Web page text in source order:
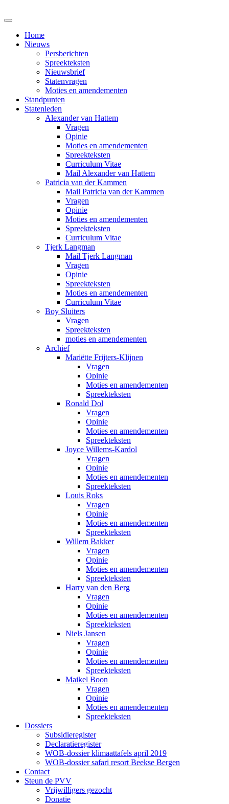
Home
Nieuws
Persberichten
Spreekteksten
Nieuwsbrief
Statenvragen
Moties en amendementen
Standpunten
Statenleden
Alexander van Hattem
Vragen
Opinie
Moties en amendementen
Spreekteksten
Curriculum Vitae
Mail Alexander van Hattem
Patricia van der Kammen
Mail Patricia van der Kammen
Vragen
Opinie
Moties en amendementen
Spreekteksten
Curriculum Vitae
Tjerk Langman
Mail Tjerk Langman
Vragen
Opinie
Spreekteksten
Moties en amendementen
Curriculum Vitae
Boy Sluiters
Vragen
Spreekteksten
moties en amendementen
Archief
Mariëtte Frijters-Klijnen
Vragen
Opinie
Moties en amendementen
Spreekteksten
Ronald Dol
Vragen
Opinie
Moties en amendementen
Spreekteksten
Joyce Willems-Kardol
Vragen
Opinie
Moties en amendementen
Spreekteksten
Louis Roks
Vragen
Opinie
Moties en amendementen
Spreekteksten
Willem Bakker
Vragen
Opinie
Moties en amendementen
Spreekteksten
Harry van den Berg
Vragen
Opinie
Moties en amendementen
Spreekteksten
Niels Jansen
Vragen
Opinie
Moties en amendementen
Spreekteksten
Maikel Boon
Vragen
Opinie
Moties en amendementen
Spreekteksten
Dossiers
Subsidieregister
Declaratieregister
WOB-dossier klimaattafels april 2019
WOB-dossier safari resort Beekse Bergen
Contact
Steun de PVV
Vrijwilligers gezocht
Donatie